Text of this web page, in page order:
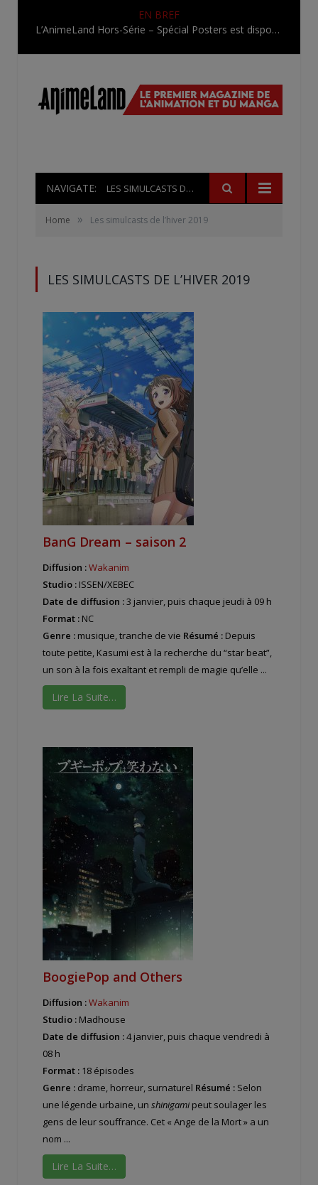
EN BREF
L’AnimeLand Hors-Série – Spécial Posters est disponible !
NAVIGATE: LES SIMULCASTS DE L’HIVER 2019
Home » Les simulcasts de l’hiver 2019
LES SIMULCASTS DE L’HIVER 2019
BanG Dream – saison 2
Diffusion :Wakanim
Studio : ISSEN/XEBEC
Date de diffusion :3 janvier, puis chaque jeudi à 09 h
Format : NC
Genre : musique, tranche de vie Résumé : Depuis
toute petite, Kasumi est à la recherche du “star beat”,
un son à la fois exaltant et rempli de magie qu’elle ...
Lire La Suite…
BoogiePop and Others
Diffusion :Wakanim
Studio : Madhouse
Date de diffusion :4 janvier, puis chaque vendredi à
08 h
Format : 18 épisodes
Genre : drame, horreur, surnaturel Résumé : Selon
une légende urbaine, un shinigamipeut soulager les
gens de leur souffrance. Cet « Ange de la Mort » a un
nom ...
Lire La Suite…